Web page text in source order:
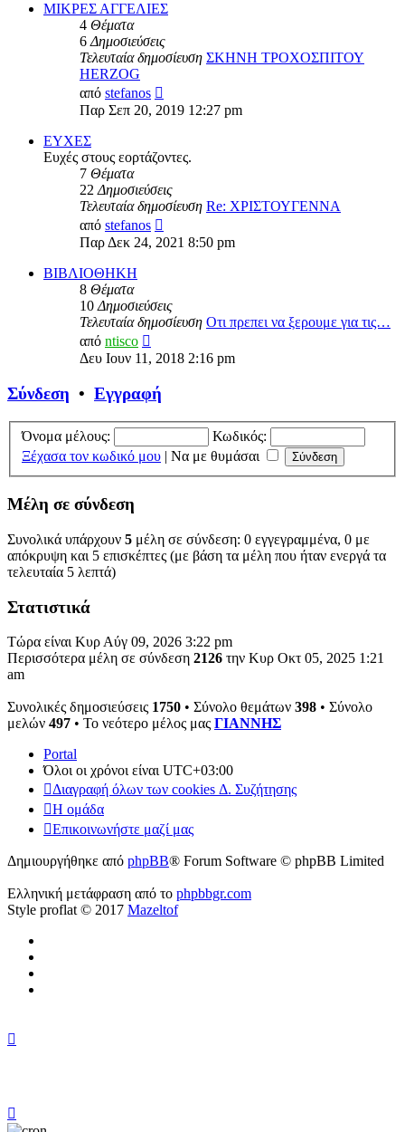
ΜΙΚΡΕΣ ΑΓΓΕΛΙΕΣ
4 Θέματα
6Δημοσιεύσεις
Τελευταία δημοσίευση ΣΚΗΝΗ ΤΡΟΧΟΣΠΙΤΟΥ
HERZOG
από stefanos
της
Παρ Σεπ 20, 2019 12:27 pm
ΕΥΧΕΣ
Ευχές στους εορτάζοντες.
7 Θέματα
22Δημοσιεύσεις
Τελευταία δημοσίευση Re: ΧΡΙΣΤΟΥΓΕΝΝΑ
από stefanos
της
τελευταίας
Παρ Δεκ 24, 2021 8:50 pm
ΒΙΒΛΙΟΘΗΚΗ
8 Θέματα
10Δημοσιεύσεις
Τελευταία δημοσίευση Οτι πρεπει να ξερουμε για τις…
από ntisco
της
δημοσίευσης
Δευ Ιουν 11, 2018 2:16 pm
Σύνδεση • Εγγραφή
Όνομα μέλους:
Κωδικός:
Ξέχασα τον κωδικό μου
Να με θυμάσαι
Μέλη σε σύνδεση
Συνολικά υπάρχουν 5 μέλη σε σύνδεση: 0 εγγεγραμμένα, 0 με
απόκρυψη και 5 επισκέπτες (με βάση τα μέλη που ήταν ενεργά τα
τελευταία 5 λεπτά)
Στατιστικά
Τώρα είναι Κυρ Αύγ 09, 2026 3:22 pm
Περισσότερα μέλη σε σύνδεση 2126 την Κυρ Οκτ 05, 2025 1:21
am
Συνολικές δημοσιεύσεις 1750 • Σύνολο θεμάτων 398 • Σύνολο
μελών 497 • Το νεότερο μέλος μας ΓΙΑΝΝΗΣ
Portal
Όλοι οι χρόνοι είναι UTC+03:00
Διαγραφή όλων των cookies Δ. Συζήτησης
Η ομάδα
Επικοινωνήστε μαζί μας
Δημιουργήθηκε από phpBB® Forum Software © phpBB Limited
Ελληνική μετάφραση από το phpbbgr.com
Style proflat © 2017 Mazeltof